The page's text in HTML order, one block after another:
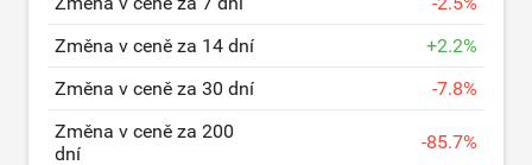
Změna v ceně za 14 dní
+2.2%
Změna v ceně za 30 dní
-7.8%
Změna v ceně za 200
dní
-85.7%